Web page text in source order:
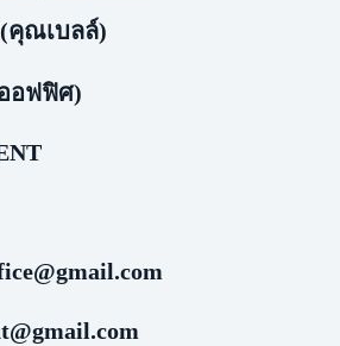
(คุณเบลล์)
ออฟฟิศ)